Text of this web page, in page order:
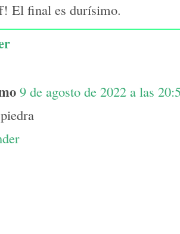
El final es durísimo.
9 de agosto de 2022 a las